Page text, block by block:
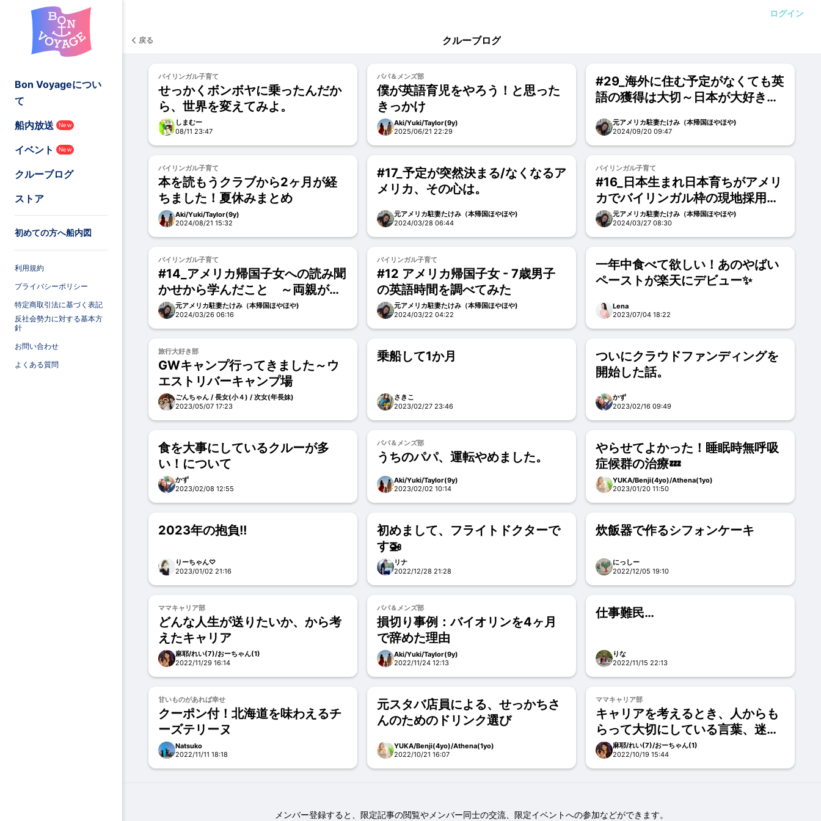
ログイン
Bon Voyageについ
て
船内放送
New
イベント New
クルーブログ
ストア
初めての方へ船内図
利用規約
プライバシーポリシー
特定商取引法に基づく表記
反社会勢力に対する基本方
針
お問い合わせ
よくある質問
戻る クルーブログ
バイリンガル子育て
せっかくボンボヤに乗ったんだか
ら、世界を変えてみよ。
しまむー
08/11 23:47
パパ＆メンズ部
僕が英語育児をやろう！と思った
きっかけ
Aki/Yuki/Taylor(9y)
2025/06/21 22:29
#29_海外に住む予定がなくても英
語の獲得は大切～日本が大好きな
元アメリカ駐妻たけみ（本帰国ほやほや)
2024/09/20 09:47
バイリンガル子育て
本を読もうクラブから2ヶ月が経
ちました！夏休みまとめ
Aki/Yuki/Taylor(9y)
2024/08/21 15:32
#17_予定が突然決まる/なくなるア
メリカ、その心は。
元アメリカ駐妻たけみ（本帰国ほやほや)
2024/03/28 06:44
バイリンガル子育て
#16_日本生まれ日本育ちがアメリ
カでバイリンガル枠の現地採用を
勝ち取るまで～アイデンティティ
崩壊の連続を経て～
元アメリカ駐妻たけみ（本帰国ほやほや)
2024/03/27 08:30
バイリンガル子育て
#14_アメリカ帰国子女への読み聞
かせから学んだこと ～両親が読
む必要はない～
元アメリカ駐妻たけみ（本帰国ほやほや)
2024/03/26 06:16
バイリンガル子育て
#12 アメリカ帰国子女 - 7歳男子
の英語時間を調べてみた
元アメリカ駐妻たけみ（本帰国ほやほや)
2024/03/22 04:22
一年中食べて欲しい！あのやばい
ペーストが楽天にデビュー✨
Lena
2023/07/04 18:22
旅行大好き部
GWキャンプ行ってきました～ウ
エストリバーキャンプ場
ごんちゃん / 長女(小４) / 次女(年長妹)
2023/05/07 17:23
乗船して1か月
さきこ
2023/02/27 23:46
ついにクラウドファンディングを
開始した話。
かず
2023/02/16 09:49
食を大事にしているクルーが多
い！について
かず
2023/02/08 12:55
パパ＆メンズ部
うちのパパ、運転やめました。
Aki/Yuki/Taylor(9y)
2023/02/02 10:14
やらせてよかった！睡眠時無呼吸
症候群の治療💤
YUKA/Benji(4yo)/Athena(1yo)
2023/01/20 11:50
2023年の抱負!!
りーちゃん♡
2023/01/02 21:16
初めまして、フライトドクターで
す🚁
リナ
2022/12/28 21:28
炊飯器で作るシフォンケーキ
にっしー
2022/12/05 19:10
ママキャリア部
どんな人生が送りたいか、から考
えたキャリア
麻耶/れい(7)/おーちゃん(1)
2022/11/29 16:14
パパ＆メンズ部
損切り事例：バイオリンを4ヶ月
で辞めた理由
Aki/Yuki/Taylor(9y)
2022/11/24 12:13
仕事難民…
りな
2022/11/15 22:13
甘いものがあれば幸せ
クーポン付！北海道を味わえるチ
ーズテリーヌ
Natsuko
2022/11/11 18:18
元スタバ店員による、せっかちさ
んのためのドリンク選び
YUKA/Benji(4yo)/Athena(1yo)
2022/10/21 16:07
ママキャリア部
キャリアを考えるとき、人からも
らって大切にしている言葉、迷っ
たときに立ち戻る言葉、そして繋
ぎたい言葉
麻耶/れい(7)/おーちゃん(1)
2022/10/19 15:44
メンバー登録すると、限定記事の閲覧やメンバー同士の交流、限定イベントへの参加などができます。